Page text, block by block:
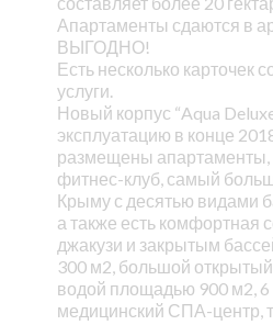
Апартаменты сдаются в
ВЫГОДНО!
Есть несколько карточек
услуги.
Новый корпус “Aqua
эксплуатацию в конце
размещены
фитнес-клуб, самый
Крыму с десятью видами
а также есть комфортная
джакузи и закрытым
300 м2, большой
водой площадью 900 м2, 6
медицинский СПА-центр,